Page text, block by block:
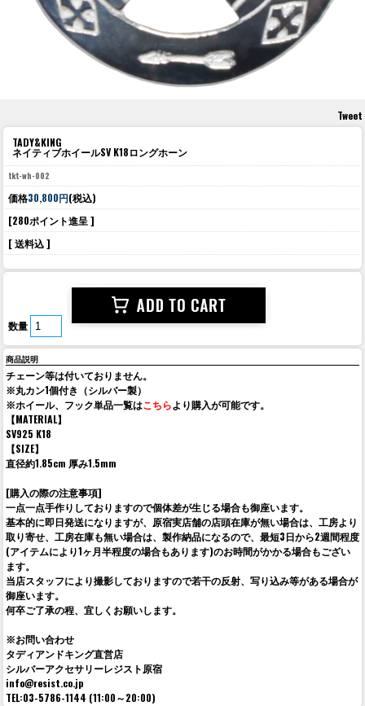
Tweet
TADY&KING
ネイティブホイールSV K18ロングホーン
tkt-wh-002
価格30,800円(税込)
[280ポイント進呈 ]
[ 送料込 ]
数量
商品説明
チェーン等は付いておりません。
※丸カン1個付き（シルバー製）
※ホイール、フック単品一覧はこちらより購入が可能です。
【MATERIAL】
SV925 K18
【SIZE】
直径約1.85cm 厚み1.5mm
[購入の際の注意事項]
一点一点手作りしておりますので個体差が生じる場合も御座います。
基本的に即日発送になりますが、原宿実店舗の店頭在庫が無い場合は、工房より
取り寄せ、工房在庫も無い場合は、製作納品になるので、最短3日から2週間程度
(アイテムにより1ヶ月半程度の場合もあります)のお時間がかかる場合もござい
ます。
当店スタッフにより撮影しておりますので若干の反射、写り込み等がある場合が
御座います。
何卒ご了承の程、宜しくお願いします。
※お問い合わせ
タディアンドキング直営店
シルバーアクセサリーレジスト原宿
info@resist.co.jp
TEL:03-5786-1144 (11:00～20:00)